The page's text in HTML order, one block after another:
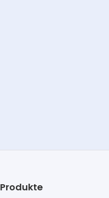
Produkte